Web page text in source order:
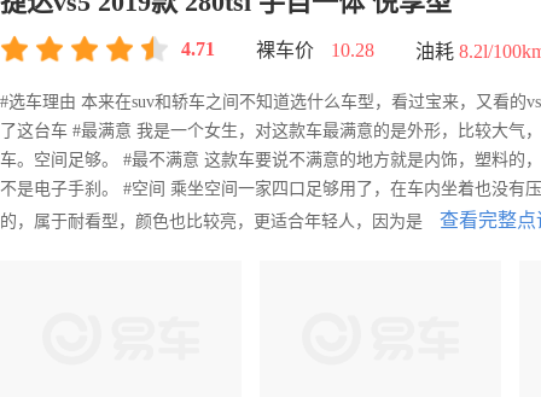
4.71 裸车价 10.28 油耗 8.2l/
#选车理由 本来在suv和轿车之间不知道选什么车型，看过宝来，又看
了这台车 #最满意 我是一个女生，对这款车最满意的是外形，比较大
车。空间足够。 #最不满意 这款车要说不满意的地方就是内饰，塑料的
不是电子手刹。 #空间 乘坐空间一家四口足够用了，在车内坐着也没有
的，属于耐看型，颜色也比较亮，更适合年轻人，因为是
查看完整点